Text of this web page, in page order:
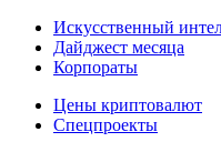
Искусственный
Дайджест месяца
Корпораты
Цены криптовалют
Спецпроекты